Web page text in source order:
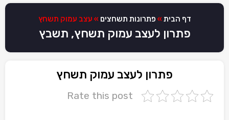
דף הבית » פתרונות תשחצים » עצב עמוק תשחץ
פתרון לעצב עמוק תשחץ, תשבץ
פתרון לעצב עמוק תשחץ
Rate this post